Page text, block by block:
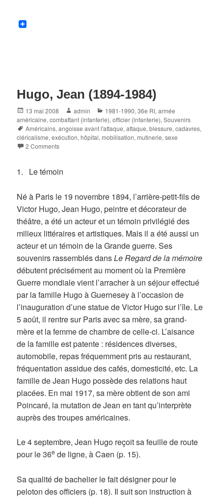
Hugo, Jean (1894-1984)
Posted
on
13 mai 2008 Author
admin Categories
1981-1990,36e RI,armée
américaine,combattant (infanterie),officier (infanterie),Souvenirs
Tags
Américains,angoisse avant l'attaque,attaque,blessure,cadavres,
cléricalisme,exécution,hôpital,mobilisation,mutinerie,sexe
2 Comments
1. Le témoin
Né à Paris le 19 novembre 1894, l’arrière-petit-fils de
Victor Hugo, Jean Hugo, peintre et décorateur de
théâtre, a été un acteur et un témoin privilégié des
milieux littéraires et artistiques. Mais il a été aussi un
acteur et un témoin de la Grande guerre. Ses
souvenirs rassemblés dansLe Regard de la mémoire
débutent précisément au moment où la Première
Guerre mondiale vient l’arracher à un séjour effectué
par la famille Hugo à Guernesey à l’occasion de
l’inauguration d’une statue de Victor Hugo sur l’île. Le
5 août, il rentre sur Paris avec sa mère, sa grand-
mère et la femme de chambre de celle-ci. L’aisance
de la famille est patente : résidences diverses,
automobile, repas fréquemment pris au restaurant,
fréquentation assidue des cafés, domesticité, etc. La
famille de Jean Hugo possède des relations haut
placées. En mai 1917, sa mère obtient de son ami
Poincaré, la mutation de Jean en tant qu’interprète
auprès des troupes américaines.
Le 4 septembre, Jean Hugo reçoit sa feuille de route
pour le 36e de ligne, à Caen (p. 15).
Sa qualité de bachelier le fait désigner pour le
peloton des officiers (p. 18). Il suit son instruction à